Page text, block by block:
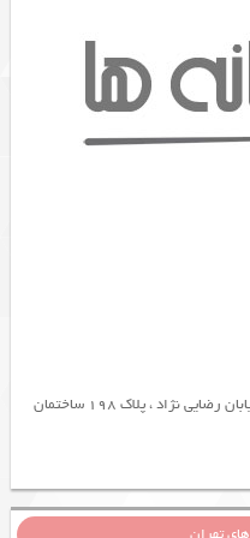
آدرس : تهران ، بلوار مرزداران ، بعد از خیابان رضایی نژاد ، پلاک 198 ساختمان